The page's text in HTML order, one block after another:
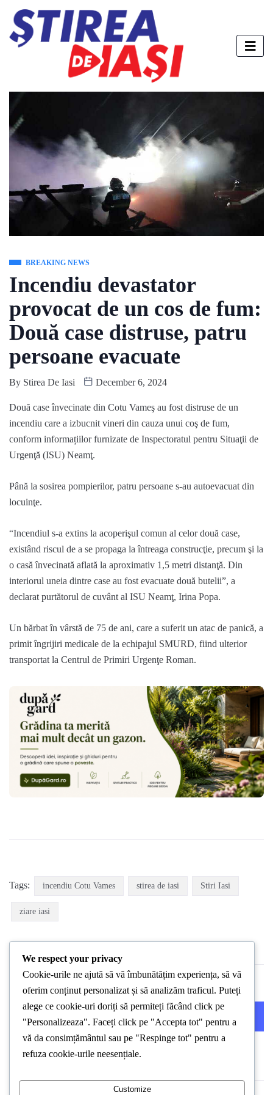
BREAKING NEWS
Incendiu devastator
provocat de un cos de fum:
Două case distruse, patru
persoane evacuate
By Stirea De Iasi December 6, 2024
Două case învecinate din Cotu Vameş au fost distruse de un
incendiu care a izbucnit vineri din cauza unui coş de fum,
conform informațiilor furnizate de Inspectoratul pentru Situaţii de
Urgenţă (ISU) Neamţ.
Până la sosirea pompierilor, patru persoane s-au autoevacuat din
locuinţe.
“Incendiul s-a extins la acoperişul comun al celor două case,
existând riscul de a se propaga la întreaga construcţie, precum şi la
o casă învecinată aflată la aproximativ 1,5 metri distanţă. Din
interiorul uneia dintre case au fost evacuate două butelii”, a
declarat purtătorul de cuvânt al ISU Neamţ, Irina Popa.
Un bărbat în vârstă de 75 de ani, care a suferit un atac de panică, a
primit îngrijiri medicale de la echipajul SMURD, fiind ulterior
transportat la Centrul de Primiri Urgenţe Roman.
Tags: incendiu Cotu Vames stirea de iasi Stiri Iasi
ziare iasi
PREVIOUS POST NEXT POST
We respect your privacy
Cookie-urile ne ajută să vă îmbunătățim experiența, să vă
oferim conținut personalizat și să analizăm traficul. Puteți
alege ce cookie-uri doriți să permiteți făcând click pe
"Personalizeaza". Faceți click pe "Accepta tot" pentru a
vă da consimțământul sau pe "Respinge tot" pentru a
refuza cookie-urile neesențiale.
Customize